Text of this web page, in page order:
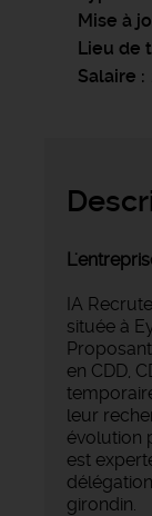
Mise à
Lieu de
Salaire
IA
située à
en CDD,
leur
évolution
est
girondin.